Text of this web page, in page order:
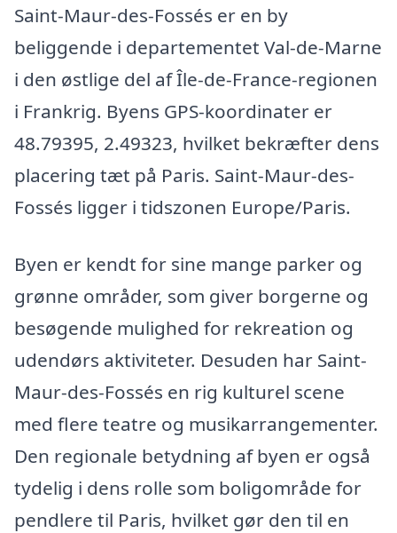
Saint-Maur-des-Fossés er en by
beliggende i departementet Val-de-Marne
i den østlige del af Île-de-France-regionen
i Frankrig. Byens GPS-koordinater er
48.79395, 2.49323, hvilket bekræfter dens
placering tæt på Paris. Saint-Maur-des-
Fossés ligger i tidszonen Europe/Paris.
Byen er kendt for sine mange parker og
grønne områder, som giver borgerne og
besøgende mulighed for rekreation og
udendørs aktiviteter. Desuden har Saint-
Maur-des-Fossés en rig kulturel scene
med flere teatre og musikarrangementer.
Den regionale betydning af byen er også
tydelig i dens rolle som boligområde for
pendlere til Paris, hvilket gør den til en